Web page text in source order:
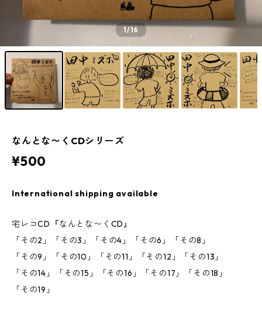
1/16
なんとな〜くCDシリーズ
¥500
International shipping available
宅レコCD『なんとな〜くCD』
「その2」「その3」「その4」「その6」「その8」
「その9」「その10」「その11」「その12」「その13」
「その14」「その15」「その16」「その17」「その18」
「その19」